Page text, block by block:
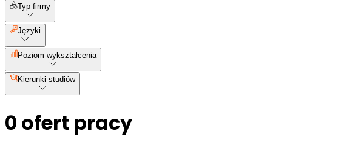
Typ firmy
Języki
Poziom wykształcenia
Kierunki studiów
0 ofert pracy